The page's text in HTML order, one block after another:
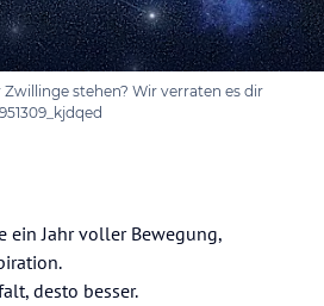
Zwillinge stehen? Wir verraten es dir
Jahr voller Bewegung,
desto besser.